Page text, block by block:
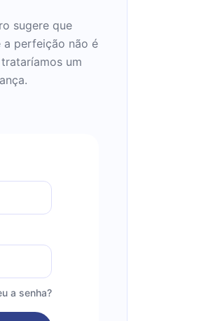
sugere que
a perfeição não é
um
a senha?